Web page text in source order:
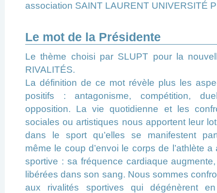
association SAINT LAURENT UNIVERSITÉ
Le mot de la Présidente
Le thème choisi par SLUPT pour la
RIVALITÉS.
La définition de ce mot révèle plus les
positifs : antagonisme, compétition,
opposition. La vie quotidienne et les
sociales ou artistiques nous apportent leur
dans le sport qu’elles se manifestent
même le coup d’envoi le corps de l’athlète
sportive : sa fréquence cardiaque
libérées dans son sang. Nous sommes
aux rivalités sportives qui dégénèrent